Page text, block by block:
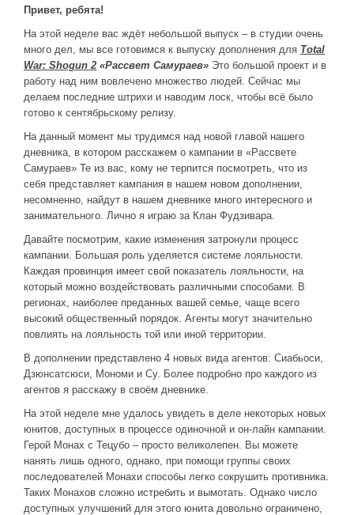
Серия игр Mount and Blade
Вселенные Warhammer
Warhammer 40.000: Dawn of War
Серия игр «King Arthur»
КРЕАТИВ
Творчество СиЧевиков
Черный Гетман (роман)
ИСТОРИЯ
Загадки и тайны истории
Наше время
Новое время
Крестовые походы
Античность
Средние века
Привет, ребята!
На этой неделе вас ждёт небольшой выпуск – в студии очень
много дел, мы все готовимся к выпуску дополнения для Total
War: Shogun 2 «Рассвет Самураев» Это большой проект и в
работу над ним вовлечено множество людей. Сейчас мы
делаем последние штрихи и наводим лоск, чтобы всё было
готово к сентябрьскому релизу.
На данный момент мы трудимся над новой главой нашего
дневника, в котором расскажем о кампании в «Рассвете
Самураев» Те из вас, кому не терпится посмотреть, что из
себя представляет кампания в нашем новом дополнении,
несомненно, найдут в нашем дневнике много интересного и
занимательного. Лично я играю за Клан Фудзивара.
Давайте посмотрим, какие изменения затронули процесс
кампании. Большая роль уделяется системе лояльности.
Каждая провинция имеет свой показатель лояльности, на
который можно воздействовать различными способами. В
регионах, наиболее преданных вашей семье, чаще всего
высокий общественный порядок. Агенты могут значительно
повлиять на лояльность той или иной территории.
В дополнении представлено 4 новых вида агентов: Сиабьоси,
Дзюнсатсюси, Мономи и Су. Более подробно про каждого из
агентов я расскажу в своём дневнике.
На этой неделе мне удалось увидеть в деле некоторых новых
юнитов, доступных в процессе одиночной и он-лайн кампании.
Герой Монах с Тецубо – просто великолепен. Вы можете
нанять лишь одного, однако, при помощи группы своих
последователей Монахи способы легко сокрушить противника.
Таких Монахов сложно истребить и вымотать. Однако число
доступных улучшений для этого юнита довольно ограничено,